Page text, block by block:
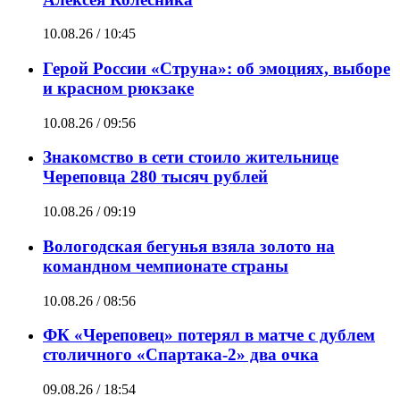
10.08.26 / 10:45
Герой России «Струна»: об эмоциях, выборе
и красном рюкзаке
10.08.26 / 09:56
Знакомство в сети стоило жительнице
Череповца 280 тысяч рублей
10.08.26 / 09:19
Вологодская бегунья взяла золото на
командном чемпионате страны
10.08.26 / 08:56
ФК «Череповец» потерял в матче с дублем
столичного «Спартака-2» два очка
09.08.26 / 18:54